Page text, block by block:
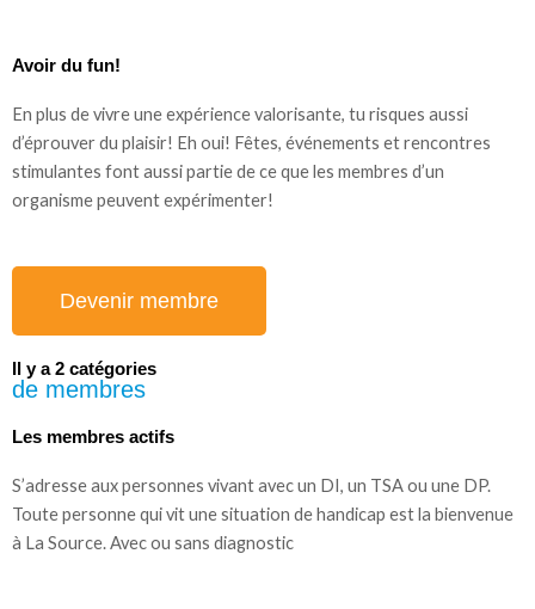
Avoir du fun!
En plus de vivre une expérience valorisante, tu risques aussi
d’éprouver du plaisir! Eh oui! Fêtes, événements et rencontres
stimulantes font aussi partie de ce que les membres d’un
organisme peuvent expérimenter!
Devenir membre
Il y a 2 catégories
de membres
Les membres actifs
S’adresse aux personnes vivant avec un DI, un TSA ou une DP.
Toute personne qui vit une situation de handicap est la bienvenue
à La Source. Avec ou sans diagnostic